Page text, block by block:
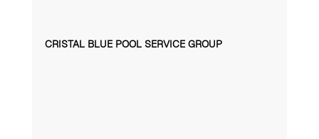
CRISTAL BLUE POOL SERVICE GROUP